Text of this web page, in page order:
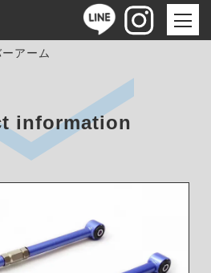
アーム
information